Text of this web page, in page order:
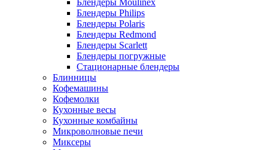
Блендеры Moulinex
Блендеры Philips
Блендеры Polaris
Блендеры Redmond
Блендеры Scarlett
Блендеры погружные
Стационарные блендеры
Блинницы
Кофемашины
Кофемолки
Кухонные весы
Кухонные комбайны
Микроволновые печи
Миксеры